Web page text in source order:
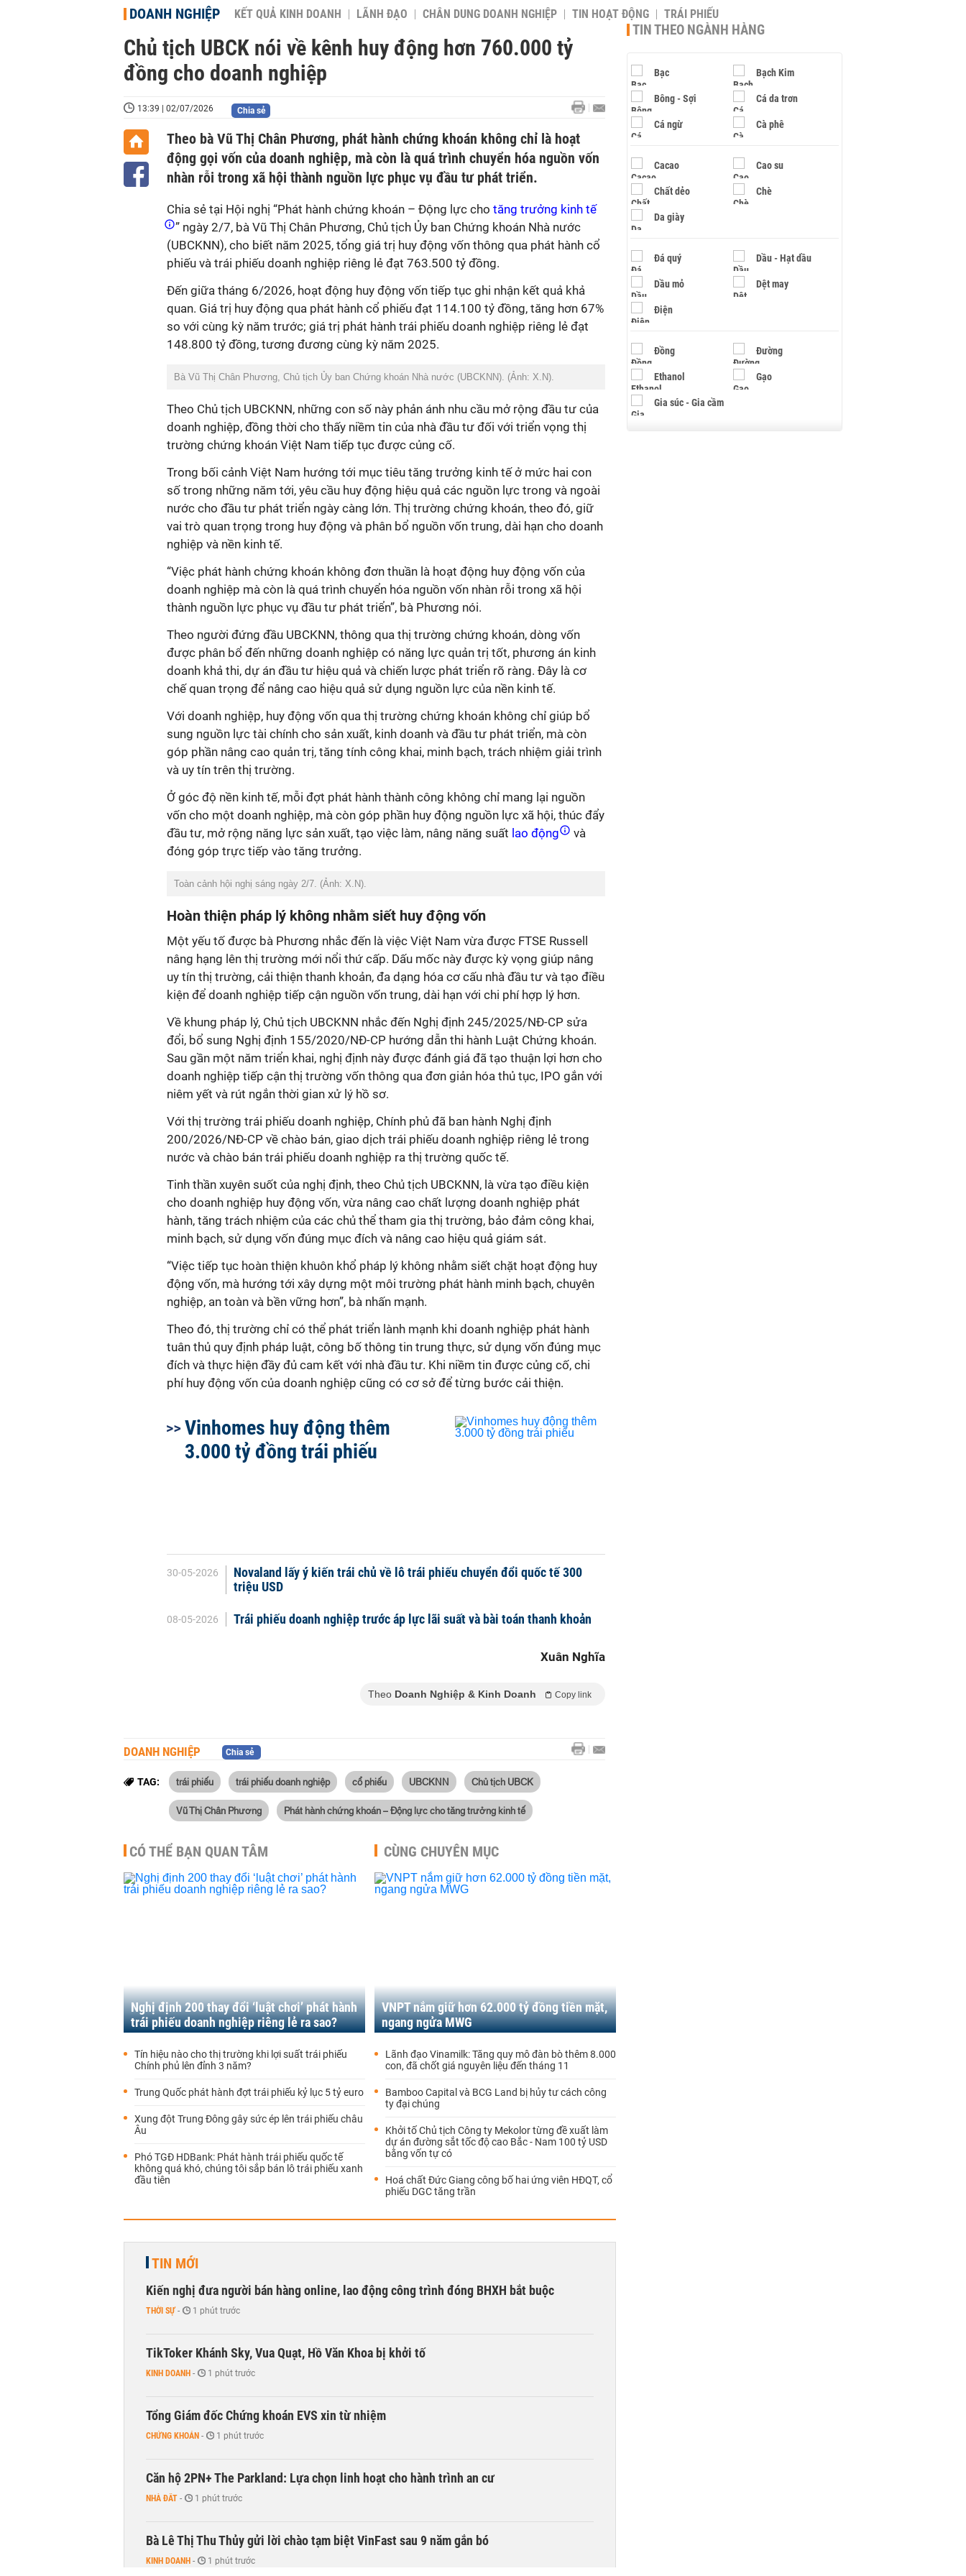
DOANH NGHIỆP KẾT QUẢ KINH DOANH LÃNH ĐẠO CHÂN DUNG DOANH NGHIỆP TIN HOẠT ĐỘNG TRÁI PHIẾU
Chủ tịch UBCK nói về kênh huy động hơn 760.000 tỷ
đồng cho doanh nghiệp
13:39 | 02/07/2026 Chia sẻ
Theo bà Vũ Thị Chân Phương, phát hành chứng khoán không chỉ là hoạt
động gọi vốn của doanh nghiệp, mà còn là quá trình chuyển hóa nguồn vốn
nhàn rỗi trong xã hội thành nguồn lực phục vụ đầu tư phát triển.
Chia sẻ tại Hội nghị “Phát hành chứng khoán – Động lực cho tăng trưởng kinh tế
” ngày 2/7, bà Vũ Thị Chân Phương, Chủ tịch Ủy ban Chứng khoán Nhà nước
(UBCKNN), cho biết năm 2025, tổng giá trị huy động vốn thông qua phát hành cổ
phiếu và trái phiếu doanh nghiệp riêng lẻ đạt 763.500 tỷ đồng.
Đến giữa tháng 6/2026, hoạt động huy động vốn tiếp tục ghi nhận kết quả khả
quan. Giá trị huy động qua phát hành cổ phiếu đạt 114.100 tỷ đồng, tăng hơn 67%
so với cùng kỳ năm trước; giá trị phát hành trái phiếu doanh nghiệp riêng lẻ đạt
148.800 tỷ đồng, tương đương cùng kỳ năm 2025.
Bà Vũ Thị Chân Phương, Chủ tịch Ủy ban Chứng khoán Nhà nước (UBCKNN). (Ảnh: X.N).
Theo Chủ tịch UBCKNN, những con số này phản ánh nhu cầu mở rộng đầu tư của
doanh nghiệp, đồng thời cho thấy niềm tin của nhà đầu tư đối với triển vọng thị
trường chứng khoán Việt Nam tiếp tục được củng cố.
Trong bối cảnh Việt Nam hướng tới mục tiêu tăng trưởng kinh tế ở mức hai con
số trong những năm tới, yêu cầu huy động hiệu quả các nguồn lực trong và ngoài
nước cho đầu tư phát triển ngày càng lớn. Thị trường chứng khoán, theo đó, giữ
vai trò quan trọng trong huy động và phân bổ nguồn vốn trung, dài hạn cho doanh
nghiệp và nền kinh tế.
“Việc phát hành chứng khoán không đơn thuần là hoạt động huy động vốn của
doanh nghiệp mà còn là quá trình chuyển hóa nguồn vốn nhàn rỗi trong xã hội
thành nguồn lực phục vụ đầu tư phát triển”, bà Phương nói.
Theo người đứng đầu UBCKNN, thông qua thị trường chứng khoán, dòng vốn
được phân bổ đến những doanh nghiệp có năng lực quản trị tốt, phương án kinh
doanh khả thi, dự án đầu tư hiệu quả và chiến lược phát triển rõ ràng. Đây là cơ
chế quan trọng để nâng cao hiệu quả sử dụng nguồn lực của nền kinh tế.
Với doanh nghiệp, huy động vốn qua thị trường chứng khoán không chỉ giúp bổ
sung nguồn lực tài chính cho sản xuất, kinh doanh và đầu tư phát triển, mà còn
góp phần nâng cao quản trị, tăng tính công khai, minh bạch, trách nhiệm giải trình
và uy tín trên thị trường.
Ở góc độ nền kinh tế, mỗi đợt phát hành thành công không chỉ mang lại nguồn
vốn cho một doanh nghiệp, mà còn góp phần huy động nguồn lực xã hội, thúc đẩy
đầu tư, mở rộng năng lực sản xuất, tạo việc làm, nâng năng suất lao động
và
đóng góp trực tiếp vào tăng trưởng.
Toàn cảnh hội nghị sáng ngày 2/7. (Ảnh: X.N).
Hoàn thiện pháp lý không nhằm siết huy động vốn
Một yếu tố được bà Phương nhắc đến là việc Việt Nam vừa được FTSE Russell
nâng hạng lên thị trường mới nổi thứ cấp. Dấu mốc này được kỳ vọng giúp nâng
uy tín thị trường, cải thiện thanh khoản, đa dạng hóa cơ cấu nhà đầu tư và tạo điều
kiện để doanh nghiệp tiếp cận nguồn vốn trung, dài hạn với chi phí hợp lý hơn.
Về khung pháp lý, Chủ tịch UBCKNN nhắc đến Nghị định 245/2025/NĐ-CP sửa
đổi, bổ sung Nghị định 155/2020/NĐ-CP hướng dẫn thi hành Luật Chứng khoán.
Sau gần một năm triển khai, nghị định này được đánh giá đã tạo thuận lợi hơn cho
doanh nghiệp tiếp cận thị trường vốn thông qua đơn giản hóa thủ tục, IPO gắn với
niêm yết và rút ngắn thời gian xử lý hồ sơ.
Với thị trường trái phiếu doanh nghiệp, Chính phủ đã ban hành Nghị định
200/2026/NĐ-CP về chào bán, giao dịch trái phiếu doanh nghiệp riêng lẻ trong
nước và chào bán trái phiếu doanh nghiệp ra thị trường quốc tế.
Tinh thần xuyên suốt của nghị định, theo Chủ tịch UBCKNN, là vừa tạo điều kiện
cho doanh nghiệp huy động vốn, vừa nâng cao chất lượng doanh nghiệp phát
hành, tăng trách nhiệm của các chủ thể tham gia thị trường, bảo đảm công khai,
minh bạch, sử dụng vốn đúng mục đích và nâng cao hiệu quả giám sát.
“Việc tiếp tục hoàn thiện khuôn khổ pháp lý không nhằm siết chặt hoạt động huy
động vốn, mà hướng tới xây dựng một môi trường phát hành minh bạch, chuyên
nghiệp, an toàn và bền vững hơn”, bà nhấn mạnh.
Theo đó, thị trường chỉ có thể phát triển lành mạnh khi doanh nghiệp phát hành
tuân thủ quy định pháp luật, công bố thông tin trung thực, sử dụng vốn đúng mục
đích và thực hiện đầy đủ cam kết với nhà đầu tư. Khi niềm tin được củng cố, chi
phí huy động vốn của doanh nghiệp cũng có cơ sở để từng bước cải thiện.
Vinhomes huy động thêm
3.000 tỷ đồng trái phiếu
30-05-2026
Novaland lấy ý kiến trái chủ về lô trái phiếu chuyển đổi quốc tế 300
triệu USD
08-05-2026 Trái phiếu doanh nghiệp trước áp lực lãi suất và bài toán thanh khoản
Xuân Nghĩa
Theo Doanh Nghiệp & Kinh Doanh Copy link
DOANH NGHIỆP Chia sẻ
TAG: trái phiếu trái phiếu doanh nghiệp cổ phiếu UBCKNN Chủ tịch UBCK
Vũ Thị Chân Phương Phát hành chứng khoán – Động lực cho tăng trưởng kinh tế
CÓ THỂ BẠN QUAN TÂM
Nghị định 200 thay đổi ‘luật chơi’ phát hành
trái phiếu doanh nghiệp riêng lẻ ra sao?
Tín hiệu nào cho thị trường khi lợi suất trái phiếu
Chính phủ lên đỉnh 3 năm?
Trung Quốc phát hành đợt trái phiếu kỷ lục 5 tỷ euro
Xung đột Trung Đông gây sức ép lên trái phiếu châu
Âu
Phó TGĐ HDBank: Phát hành trái phiếu quốc tế
không quá khó, chúng tôi sắp bán lô trái phiếu xanh
đầu tiên
CÙNG CHUYÊN MỤC
VNPT nắm giữ hơn 62.000 tỷ đồng tiền mặt,
ngang ngửa MWG
Lãnh đạo Vinamilk: Tăng quy mô đàn bò thêm 8.000
con, đã chốt giá nguyên liệu đến tháng 11
Bamboo Capital và BCG Land bị hủy tư cách công
ty đại chúng
Khởi tố Chủ tịch Công ty Mekolor từng đề xuất làm
dự án đường sắt tốc độ cao Bắc - Nam 100 tỷ USD
bằng vốn tự có
Hoá chất Đức Giang công bố hai ứng viên HĐQT, cổ
phiếu DGC tăng trần
TIN MỚI
Kiến nghị đưa người bán hàng online, lao động công trình đóng BHXH bắt buộc
THỜI SỰ - 1 phút trước
TikToker Khánh Sky, Vua Quạt, Hồ Văn Khoa bị khởi tố
KINH DOANH - 1 phút trước
Tổng Giám đốc Chứng khoán EVS xin từ nhiệm
CHỨNG KHOÁN - 1 phút trước
Căn hộ 2PN+ The Parkland: Lựa chọn linh hoạt cho hành trình an cư
NHÀ ĐẤT - 1 phút trước
Bà Lê Thị Thu Thủy gửi lời chào tạm biệt VinFast sau 9 năm gắn bó
KINH DOANH - 1 phút trước
TIN THEO NGÀNH HÀNG
Bạc Bạch Kim
Bông - Sợi Cá da trơn
Cá ngừ Cà phê
Cacao Cao su
Chất dẻo Chè
Da giày
Đá quý Dầu - Hạt dầu
Dầu mỏ Dệt may
Điện
Đồng Đường
Ethanol Gạo
Gia súc - Gia cầm